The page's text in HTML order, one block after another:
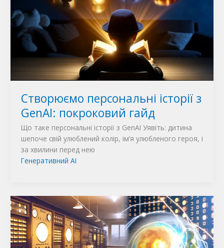
Створюємо персональні історії з
GenAI: покроковий гайд
Що таке персональні історії з GenAI Уявіть: дитина
шепоче свій улюблений колір, ім’я улюбленого героя, і
за хвилини перед нею
Генеративний AI